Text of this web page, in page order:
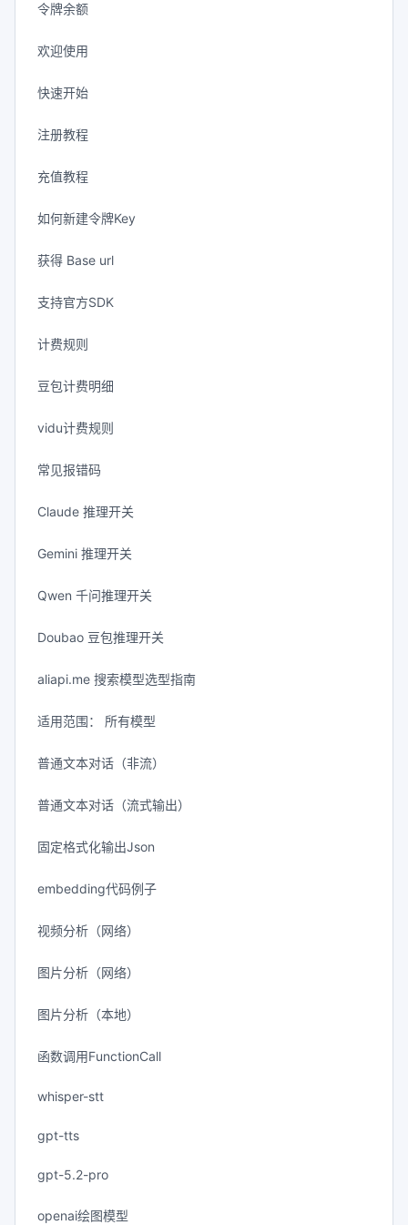
令牌余额
欢迎使用
快速开始
注册教程
充值教程
如何新建令牌Key
获得 Base url
支持官方SDK
计费规则
豆包计费明细
vidu计费规则
常见报错码
Claude 推理开关
Gemini 推理开关
Qwen 千问推理开关
Doubao 豆包推理开关
aliapi.me 搜索模型选型指南
适用范围： 所有模型
普通文本对话（非流）
普通文本对话（流式输出）
固定格式化输出Json
embedding代码例子
视频分析（网络）
图片分析（网络）
图片分析（本地）
函数调用FunctionCall
whisper-stt
gpt-tts
gpt-5.2-pro
openai绘图模型